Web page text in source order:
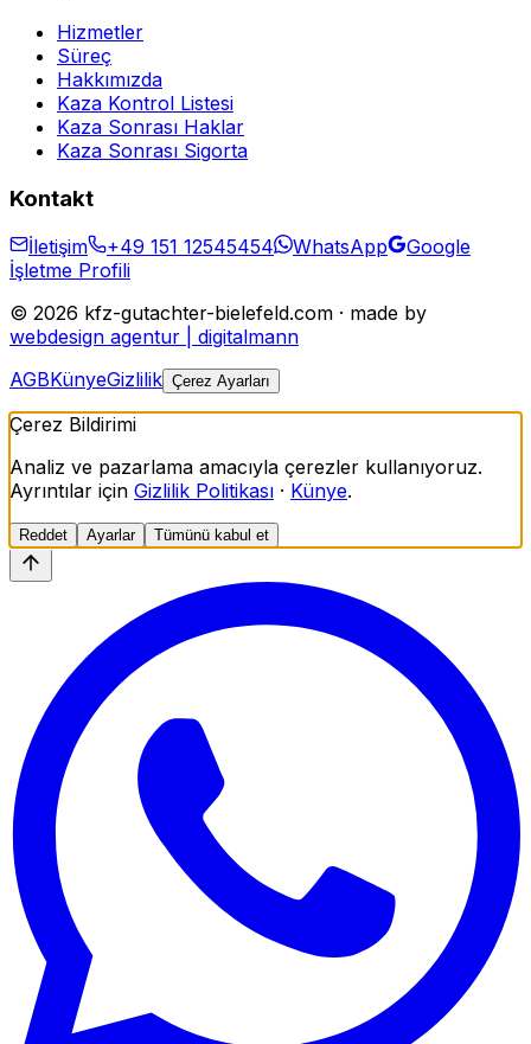
Hizmetler
Süreç
Hakkımızda
Kaza Kontrol Listesi
Kaza Sonrası Haklar
Kaza Sonrası Sigorta
Kontakt
İletişim +49 151 12545454 WhatsApp
Google
İşletme Profili
© 2026 kfz-gutachter-bielefeld.com · made by
webdesign agentur | digitalmann
AGBKünyeGizlilik Çerez Ayarları
Çerez Bildirimi
Analiz ve pazarlama amacıyla çerezler kullanıyoruz.
Ayrıntılar için Gizlilik Politikası · Künye.
Reddet Ayarlar Tümünü kabul et